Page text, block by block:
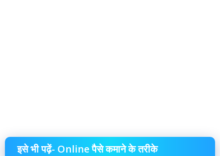
इसे भी पढ़ें- Online पैसे कमाने के तरीके